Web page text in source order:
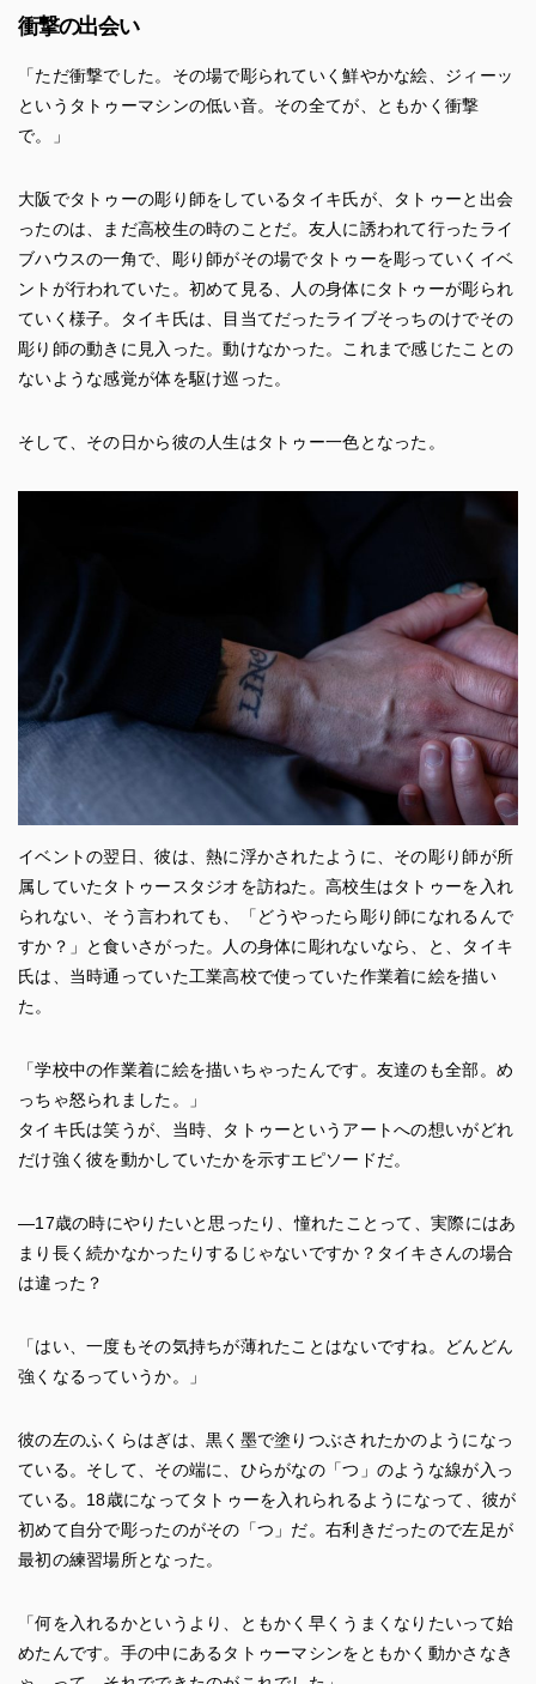
衝撃の出会い
「ただ衝撃でした。その場で彫られていく鮮やかな絵、ジィーッ
というタトゥーマシンの低い音。その全てが、ともかく衝撃
で。」
大阪でタトゥーの彫り師をしているタイキ氏が、タトゥーと出会
ったのは、まだ高校生の時のことだ。友人に誘われて行ったライ
ブハウスの一角で、彫り師がその場でタトゥーを彫っていくイベ
ントが行われていた。初めて見る、人の身体にタトゥーが彫られ
ていく様子。タイキ氏は、目当てだったライブそっちのけでその
彫り師の動きに見入った。動けなかった。これまで感じたことの
ないような感覚が体を駆け巡った。
そして、その日から彼の人生はタトゥー一色となった。
イベントの翌日、彼は、熱に浮かされたように、その彫り師が所
属していたタトゥースタジオを訪ねた。高校生はタトゥーを入れ
られない、そう言われても、「どうやったら彫り師になれるんで
すか？」と食いさがった。人の身体に彫れないなら、と、タイキ
氏は、当時通っていた工業高校で使っていた作業着に絵を描い
た。
「学校中の作業着に絵を描いちゃったんです。友達のも全部。め
っちゃ怒られました。」
タイキ氏は笑うが、当時、タトゥーというアートへの想いがどれ
だけ強く彼を動かしていたかを示すエピソードだ。
―17歳の時にやりたいと思ったり、憧れたことって、実際にはあ
まり長く続かなかったりするじゃないですか？タイキさんの場合
は違った？
「はい、一度もその気持ちが薄れたことはないですね。どんどん
強くなるっていうか。」
彼の左のふくらはぎは、黒く墨で塗りつぶされたかのようになっ
ている。そして、その端に、ひらがなの「つ」のような線が入っ
ている。18歳になってタトゥーを入れられるようになって、彼が
初めて自分で彫ったのがその「つ」だ。右利きだったので左足が
最初の練習場所となった。
「何を入れるかというより、ともかく早くうまくなりたいって始
めたんです。手の中にあるタトゥーマシンをともかく動かさなき